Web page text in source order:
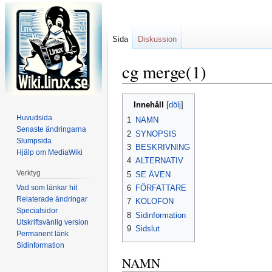
cg merge(1)
Hoppa
Hoppa
Innehåll
1 NAMN
2 SYNOPSIS
3 BESKRIVNING
4 ALTERNATIV
5 SE ÄVEN
6 FÖRFATTARE
7 KOLOFON
8 Sidinformation
9 Sidslut
NAMN
Sida Diskussion
Huvudsida
Senaste ändringarna
Slumpsida
Hjälp om MediaWiki
Verktyg
Vad som länkar hit
Relaterade ändringar
Specialsidor
Utskriftsvänlig version
Permanent länk
Sidinformation